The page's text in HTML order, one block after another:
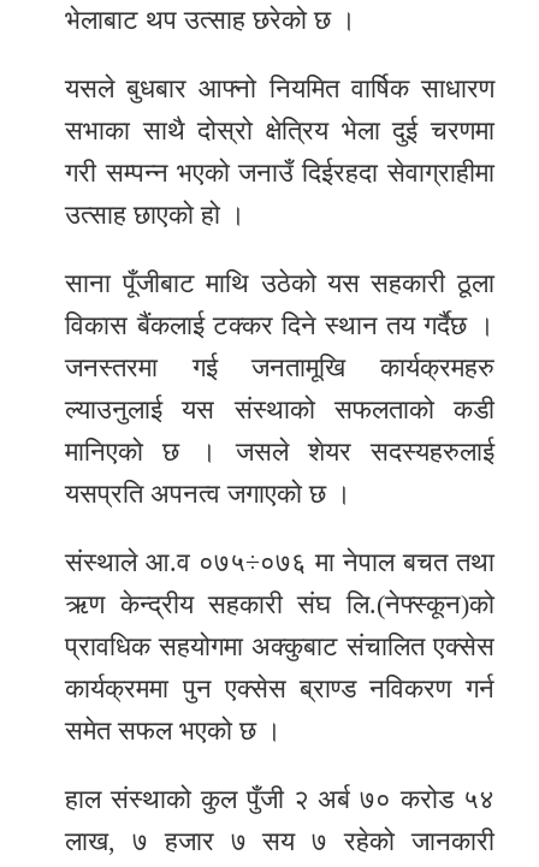
भेलाबाट थप उत्साह छरेको छ ।
यसले बुधबार आफ्नो नियमित वार्षिक साधारण
सभाका साथै दोस्रो क्षेत्रिय भेला दुई चरणमा
गरी सम्पन्न भएको जनाउँ दिईरहदा सेवाग्राहीमा
उत्साह छाएको हो ।
साना पूँजीबाट माथि उठेको यस सहकारी ठूला
विकास बैंकलाई टक्कर दिने स्थान तय गर्दैछ ।
जनस्तरमा गई जनतामूखि कार्यक्रमहरु
ल्याउनुलाई यस संस्थाको सफलताको कडी
मानिएको छ । जसले शेयर सदस्यहरुलाई
यसप्रति अपनत्व जगाएको छ ।
संस्थाले आ.व ०७५÷०७६ मा नेपाल बचत तथा
ऋण केन्द्रीय सहकारी संघ लि.(नेफ्स्कून)को
प्रावधिक सहयोगमा अक्कुबाट संचालित एक्सेस
कार्यक्रममा पुन एक्सेस ब्राण्ड नविकरण गर्न
समेत सफल भएको छ ।
हाल संस्थाको कुल पुँजी २ अर्ब ७० करोड ५४
लाख, ७ हजार ७ सय ७ रहेको जानकारी